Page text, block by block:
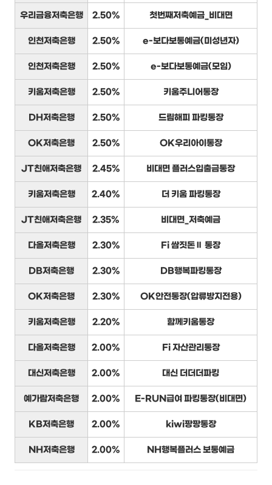
우리금융저축은행 2.50% 첫번째저축예금_비대면
인천저축은행 2.50% e-보다보통예금(미성년자)
인천저축은행 2.50% e-보다보통예금(모임)
키움저축은행 2.50% 키움주니어통장
DH저축은행 2.50% 드림해피 파킹통장
OK저축은행 2.50% OK우리아이통장
JT친애저축은행 2.45% 비대면 플러스입출금통장
키움저축은행 2.40% 더 키움 파킹통장
JT친애저축은행 2.35% 비대면_저축예금
다올저축은행 2.30% Fi 쌈짓돈Ⅱ 통장
DB저축은행 2.30% DB행복파킹통장
OK저축은행 2.30% OK안전통장(압류방지전용)
키움저축은행 2.20% 함께키움통장
다올저축은행 2.00% Fi 자산관리통장
대신저축은행 2.00% 대신 더더더파킹
예가람저축은행 2.00% E-RUN급여 파킹통장(비대면)
KB저축은행 2.00% kiwi팡팡통장
NH저축은행 2.00% NH행복플러스 보통예금